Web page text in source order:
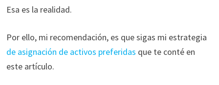
Esa es la realidad.
Por ello, mi recomendación, es que sigas mi estrategia
de asignación de activos preferidas que te conté en
este artículo.